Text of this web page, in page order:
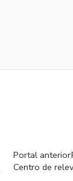
Portal anterior
Centro de